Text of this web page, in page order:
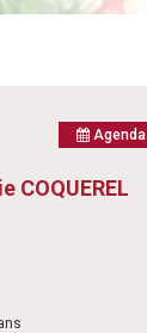
Agenda
COQUEREL